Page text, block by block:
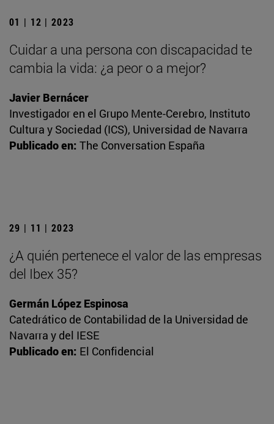
01 | 12 | 2023
Cuidar a una persona con discapacidad te
cambia la vida: ¿a peor o a mejor?
Javier Bernácer
Investigador en el Grupo Mente-Cerebro, Instituto
Cultura y Sociedad (ICS), Universidad de Navarra
Publicado en: The Conversation España
29 | 11 | 2023
¿A quién pertenece el valor de las empresas
del Ibex 35?
Germán López Espinosa
Catedrático de Contabilidad de la Universidad de
Navarra y del IESE
Publicado en: El Confidencial